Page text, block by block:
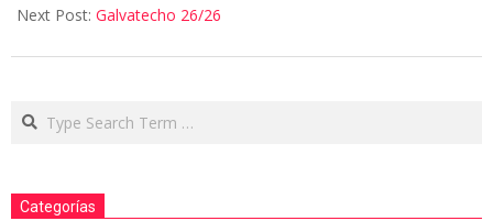
Next Post: Galvatecho 26/26
Categorías